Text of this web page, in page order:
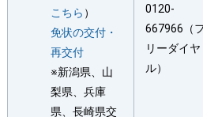
こちら ）
免状の交付・
再交付
※新潟県、山
梨県、兵庫
県、長崎県交
0120-
667966（
リーダイヤ
ル）